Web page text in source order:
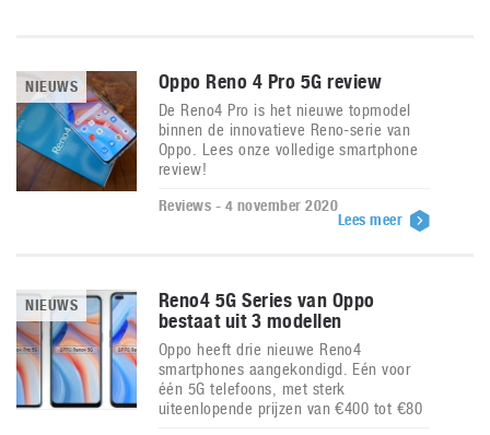
NIEUWS Oppo Reno 4 Pro 5G review
De Reno4 Pro is het nieuwe topmodel
binnen de innovatieve Reno-serie van
Oppo. Lees onze volledige smartphone
review!
Reviews - 4 november 2020
Lees meer
NIEUWS
Reno4 5G Series van Oppo
bestaat uit 3 modellen
Oppo heeft drie nieuwe Reno4
smartphones aangekondigd. Eén voor
één 5G telefoons, met sterk
uiteenlopende prijzen van €400 tot €80